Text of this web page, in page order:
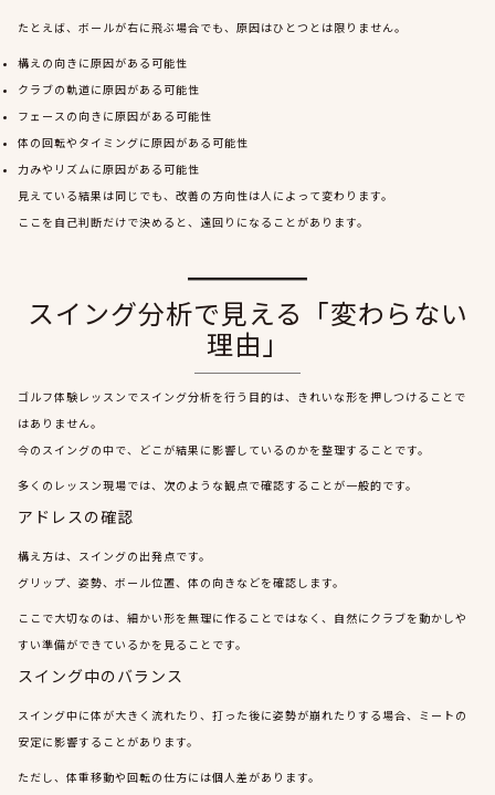
たとえば、ボールが右に飛ぶ場合でも、原因はひとつとは限りません。
構えの向きに原因がある可能性
クラブの軌道に原因がある可能性
フェースの向きに原因がある可能性
体の回転やタイミングに原因がある可能性
力みやリズムに原因がある可能性
見えている結果は同じでも、改善の方向性は人によって変わります。
ここを自己判断だけで決めると、遠回りになることがあります。
スイング分析で見える「変わらない
理由」
ゴルフ体験レッスンでスイング分析を行う目的は、きれいな形を押しつけることで
はありません。
今のスイングの中で、どこが結果に影響しているのかを整理することです。
多くのレッスン現場では、次のような観点で確認することが一般的です。
アドレスの確認
構え方は、スイングの出発点です。
グリップ、姿勢、ボール位置、体の向きなどを確認します。
ここで大切なのは、細かい形を無理に作ることではなく、自然にクラブを動かしや
すい準備ができているかを見ることです。
スイング中のバランス
スイング中に体が大きく流れたり、打った後に姿勢が崩れたりする場合、ミートの
安定に影響することがあります。
ただし、体重移動や回転の仕方には個人差があります。